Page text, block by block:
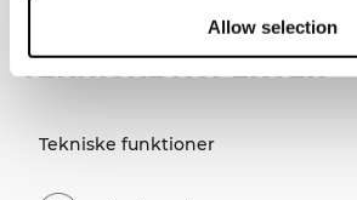
Allow selection
TEKNISKE ASPEKTER
Tekniske funktioner